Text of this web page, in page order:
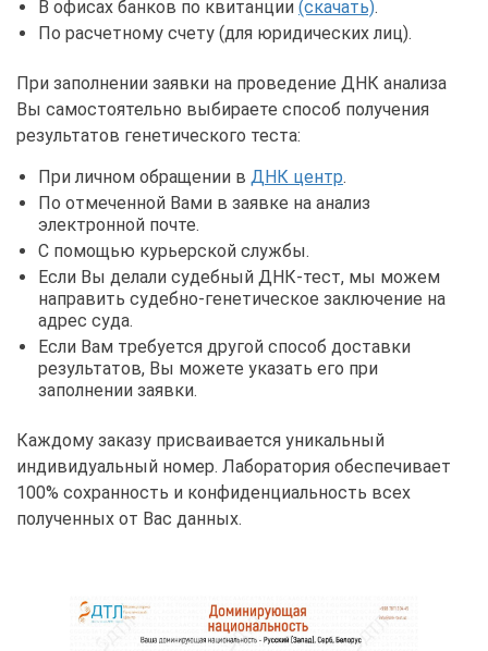
В офисах банков по квитанции (скачать).
По расчетному счету (для юридических лиц).
При заполнении заявки на проведение ДНК анализа
Вы самостоятельно выбираете способ получения
результатов генетического теста:
При личном обращении в ДНК центр.
По отмеченной Вами в заявке на анализ
электронной почте.
С помощью курьерской службы.
Если Вы делали судебный ДНК-тест, мы можем
направить судебно-генетическое заключение на
адрес суда.
Если Вам требуется другой способ доставки
результатов, Вы можете указать его при
заполнении заявки.
Каждому заказу присваивается уникальный
индивидуальный номер. Лаборатория обеспечивает
100% сохранность и конфиденциальность всех
полученных от Вас данных.